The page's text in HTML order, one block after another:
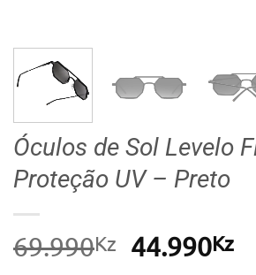
Óculos de Sol Levelo
Proteção UV – Preto
69.990Kz
O
44.990KzO